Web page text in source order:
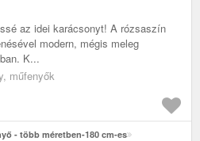
az idei karácsonyt! A rózsaszín
modern, mégis meleg
K...
műfenyők
- több méretben-180 cm-es